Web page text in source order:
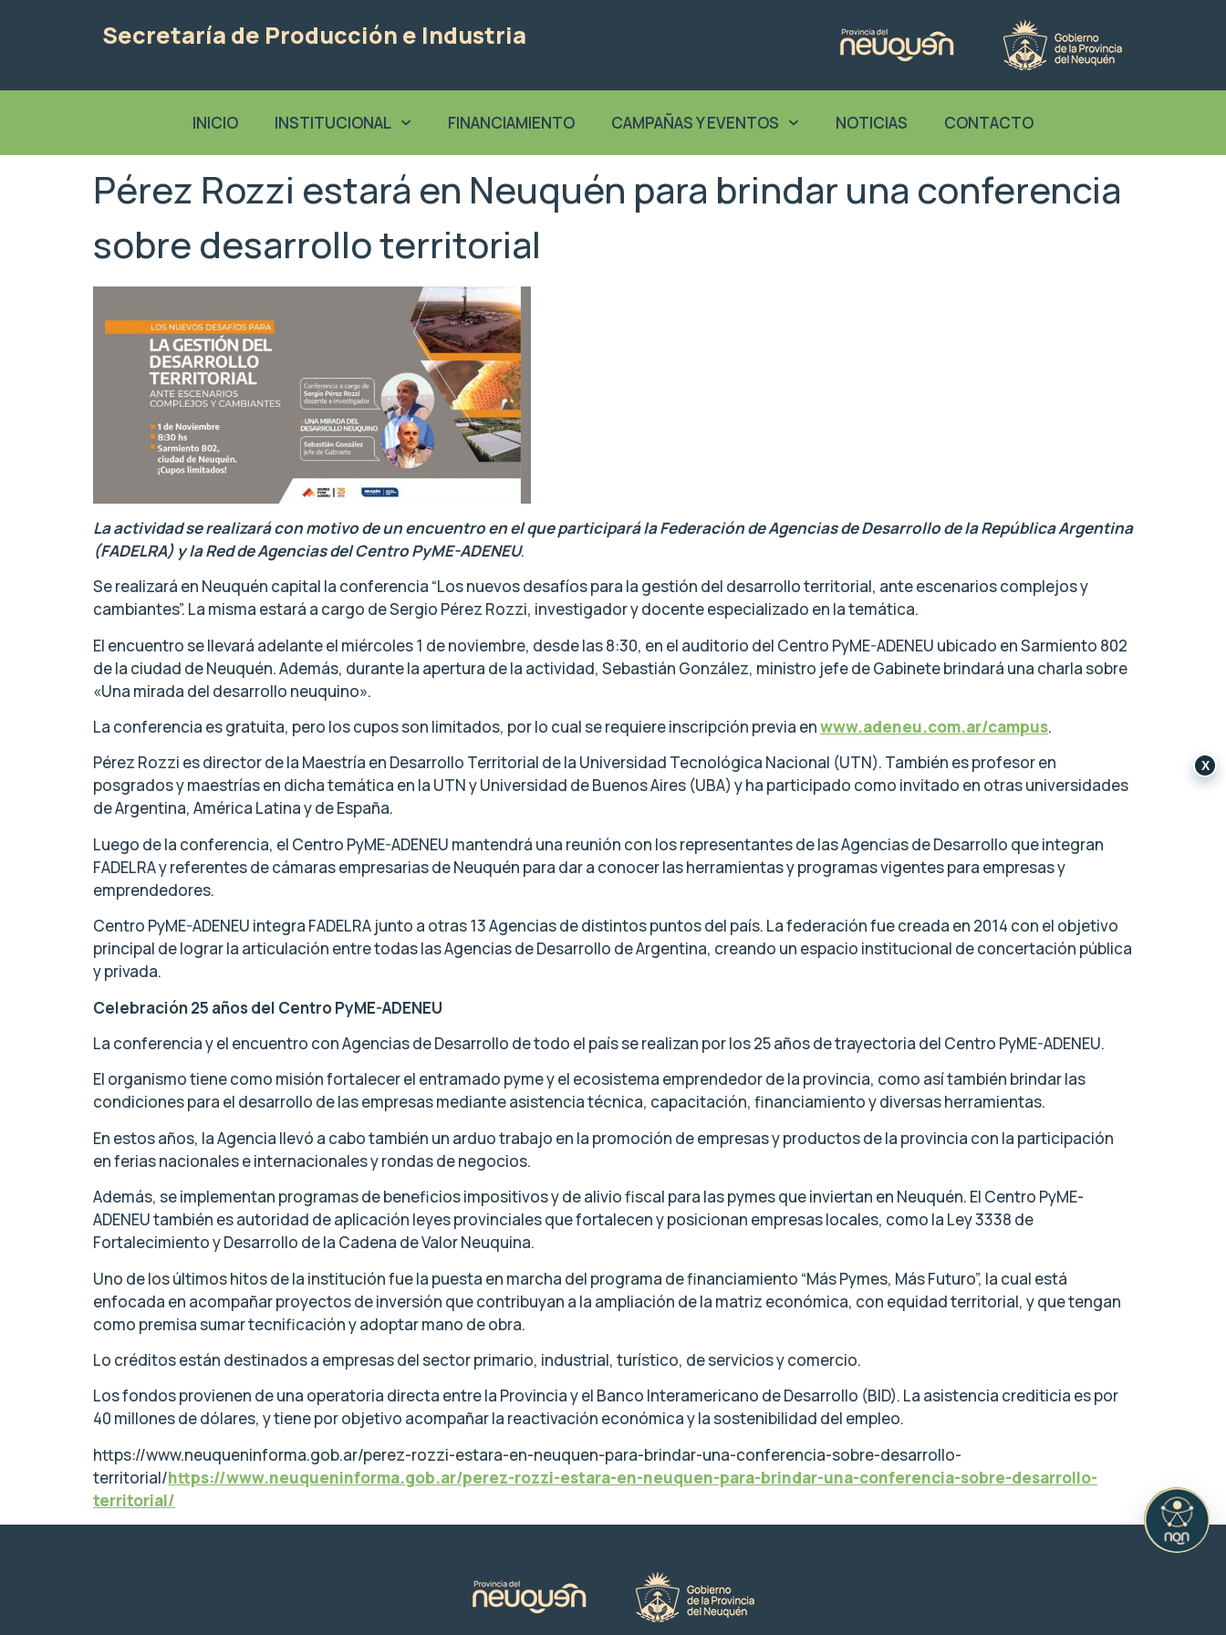
Secretaría de Producción e Industria
INICIO INSTITUCIONAL FINANCIAMIENTO CAMPAÑAS Y EVENTOS NOTICIAS CONTACTO
Pérez Rozzi estará en Neuquén para brindar una conferencia
sobre desarrollo territorial
La actividad se realizará con motivo de un encuentro en el que participará la Federación de Agencias de Desarrollo de la República Argentina
(FADELRA) y la Red de Agencias del Centro PyME-ADENEU.
Se realizará en Neuquén capital la conferencia “Los nuevos desafíos para la gestión del desarrollo territorial, ante escenarios complejos y
cambiantes”. La misma estará a cargo de Sergio Pérez Rozzi, investigador y docente especializado en la temática.
El encuentro se llevará adelante el miércoles 1 de noviembre, desde las 8:30, en el auditorio del Centro PyME-ADENEU ubicado en Sarmiento 802
de la ciudad de Neuquén. Además, durante la apertura de la actividad, Sebastián González, ministro jefe de Gabinete brindará una charla sobre
«Una mirada del desarrollo neuquino».
La conferencia es gratuita, pero los cupos son limitados, por lo cual se requiere inscripción previa enwww.adeneu.com.ar/campus.
Pérez Rozzi es director de la Maestría en Desarrollo Territorial de la Universidad Tecnológica Nacional (UTN). También es profesor en
posgrados y maestrías en dicha temática en la UTN y Universidad de Buenos Aires (UBA) y ha participado como invitado en otras universidades
de Argentina, América Latina y de España.
Luego de la conferencia, el Centro PyME-ADENEU mantendrá una reunión con los representantes de las Agencias de Desarrollo que integran
FADELRA y referentes de cámaras empresarias de Neuquén para dar a conocer las herramientas y programas vigentes para empresas y
emprendedores.
Centro PyME-ADENEU integra FADELRA junto a otras 13 Agencias de distintos puntos del país. La federación fue creada en 2014 con el objetivo
principal de lograr la articulación entre todas las Agencias de Desarrollo de Argentina, creando un espacio institucional de concertación pública
y privada.
Celebración 25 años del Centro PyME-ADENEU
La conferencia y el encuentro con Agencias de Desarrollo de todo el país se realizan por los 25 años de trayectoria del Centro PyME-ADENEU.
El organismo tiene como misión fortalecer el entramado pyme y el ecosistema emprendedor de la provincia, como así también brindar las
condiciones para el desarrollo de las empresas mediante asistencia técnica, capacitación, financiamiento y diversas herramientas.
En estos años, la Agencia llevó a cabo también un arduo trabajo en la promoción de empresas y productos de la provincia con la participación
en ferias nacionales e internacionales y rondas de negocios.
Además, se implementan programas de beneficios impositivos y de alivio fiscal para las pymes que inviertan en Neuquén. El Centro PyME-
ADENEU también es autoridad de aplicación leyes provinciales que fortalecen y posicionan empresas locales, como la Ley 3338 de
Fortalecimiento y Desarrollo de la Cadena de Valor Neuquina.
Uno de los últimos hitos de la institución fue la puesta en marcha del programa de financiamiento “Más Pymes, Más Futuro”, la cual está
enfocada en acompañar proyectos de inversión que contribuyan a la ampliación de la matriz económica, con equidad territorial, y que tengan
como premisa sumar tecnificación y adoptar mano de obra.
Lo créditos están destinados a empresas del sector primario, industrial, turístico, de servicios y comercio.
Los fondos provienen de una operatoria directa entre la Provincia y el Banco Interamericano de Desarrollo (BID). La asistencia crediticia es por
40 millones de dólares, y tiene por objetivo acompañar la reactivación económica y la sostenibilidad del empleo.
https://www.neuqueninforma.gob.ar/perez-rozzi-estara-en-neuquen-para-brindar-una-conferencia-sobre-desarrollo-
territorial/https://www.neuqueninforma.gob.ar/perez-rozzi-estara-en-neuquen-para-brindar-una-conferencia-sobre-desarrollo-
territorial/
X